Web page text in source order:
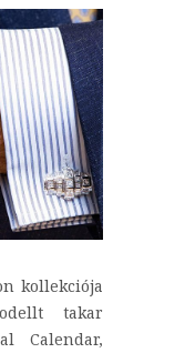
kollekciója
takar
Calendar,